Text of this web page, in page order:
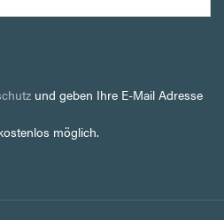
und geben Ihre E-Mail Adresse
möglich.